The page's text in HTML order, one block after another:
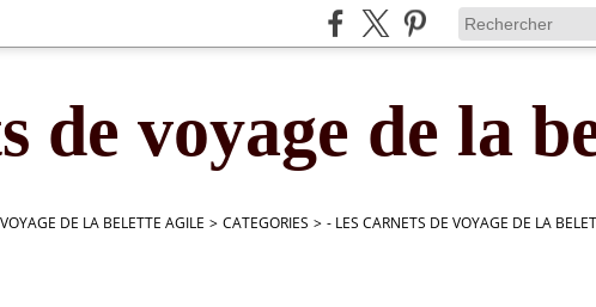
de voyage de la
DE LA BELETTE AGILE > CATEGORIES > - LES CARNETS DE VOYAGE DE LA